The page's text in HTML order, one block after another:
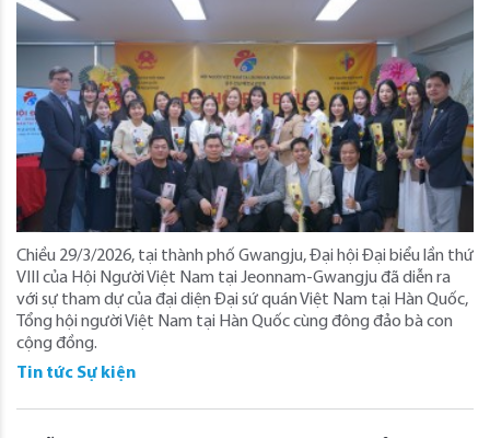
Chiều 29/3/2026, tại thành phố Gwangju, Đại hội Đại biểu lần thứ
VIII của Hội Người Việt Nam tại Jeonnam-Gwangju đã diễn ra
với sự tham dự của đại diện Đại sứ quán Việt Nam tại Hàn Quốc,
Tổng hội người Việt Nam tại Hàn Quốc cùng đông đảo bà con
cộng đồng.
Tin tức Sự kiện